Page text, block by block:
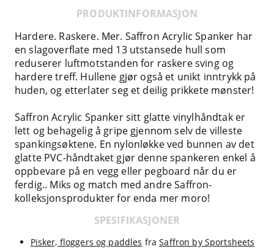
PRODUKTINFORMASJON
Hardere. Raskere. Mer. Saffron Acrylic Spanker har
en slagoverflate med 13 utstansede hull som
reduserer luftmotstanden for raskere sving og
hardere treff. Hullene gjør også et unikt inntrykk på
huden, og etterlater seg et deilig prikkete mønster!
Saffron Acrylic Spanker sitt glatte vinylhåndtak er
lett og behagelig å gripe gjennom selv de villeste
spankingsøktene. En nylonløkke ved bunnen av det
glatte PVC-håndtaket gjør denne spankeren enkel å
oppbevare på en vegg eller pegboard når du er
ferdig.. Miks og match med andre Saffron-
kolleksjonsprodukter for enda mer moro!
SPESIFIKASJONER
Pisker, floggers og paddles fraSaffron by Sportsheets